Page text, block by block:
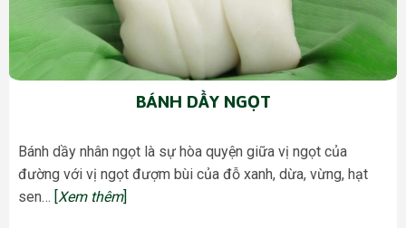
BÁNH DẦY NGỌT
Bánh dầy nhân ngọt là sự hòa quyện giữa vị ngọt của
đường với vị ngọt đượm bùi của đỗ xanh, dừa, vừng, hạt
sen… Xem thêm]